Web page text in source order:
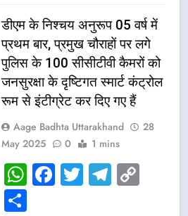
डीएम के निश्चय अनुरूप 05 वर्ष में
प्रथम बार, प्रमुख चौराहों पर लगे
पुलिस के 100 सीसीटीवी कैमरों को
जनसुरक्षा के दृष्टिगत स्मार्ट कंट्रोल
रूम से इंटीग्रेट कर दिए गए हैं
Aage Badhta Uttarakhand
28
May 2025
0 1 mins
WhatsApp
Facebook
Twitter
Share